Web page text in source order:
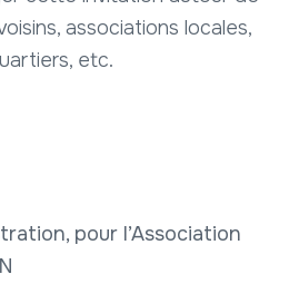
associations locales,
etc.
pour l’Association